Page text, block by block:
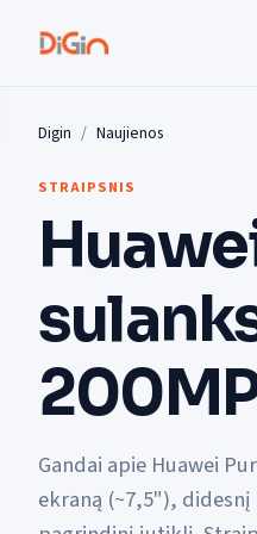
Digin Naujienos
STRAIPSNIS
Gandai apie Huawei
ekraną (~7,5"),